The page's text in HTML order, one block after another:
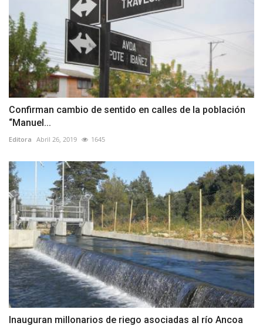
Confirman cambio de sentido en calles de la población
“Manuel...
Editora Abril 26, 2019 1645
Inauguran millonarios de riego asociadas al río Ancoa